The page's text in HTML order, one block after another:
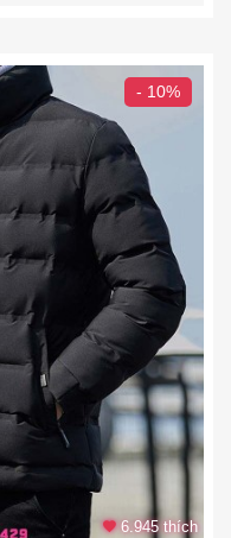
- 10%
6.945 thích